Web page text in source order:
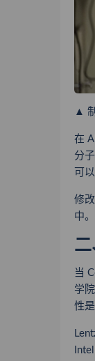
▲
在
分
可
修
中
二
当
学
性